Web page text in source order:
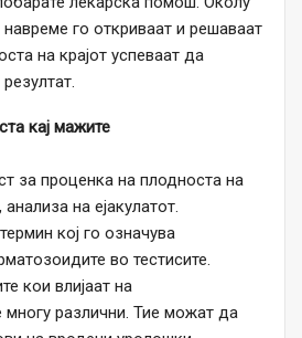
го откриваат и решаваат
на крајот успеваат да
кај мажите
за проценка на плодноста на
на ејакулатот.
кој го означува
во тестисите.
кои влијаат на
многу различни. Тие можат да